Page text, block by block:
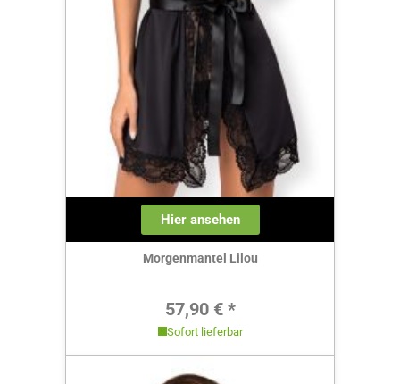
Hier ansehen
Morgenmantel Lilou
Regulärer Preis:
57,90 € *
Sofort lieferbar